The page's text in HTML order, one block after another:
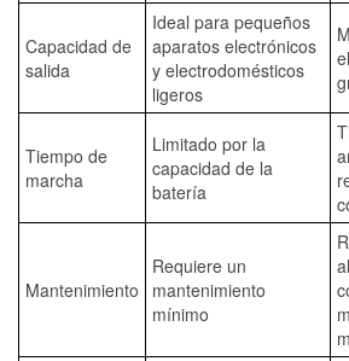
Capacidad de
salida
Ideal para pequeños
aparatos electrónicos
y electrodomésticos
ligeros
Tiempo de
marcha
Limitado por la
capacidad de la
batería
Mantenimiento
Requiere un
mantenimiento
mínimo